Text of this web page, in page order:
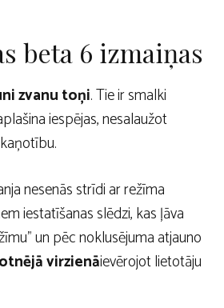
beta 6 izmaiņas
zvanu toņi. Tie ir smalki
iespējas, nesalaužot
nesenās strīdi ar režīma
iestatīšanas slēdzi, kas ļāva
un pēc noklusējuma atjauno
virzienāievērojot lietotāju